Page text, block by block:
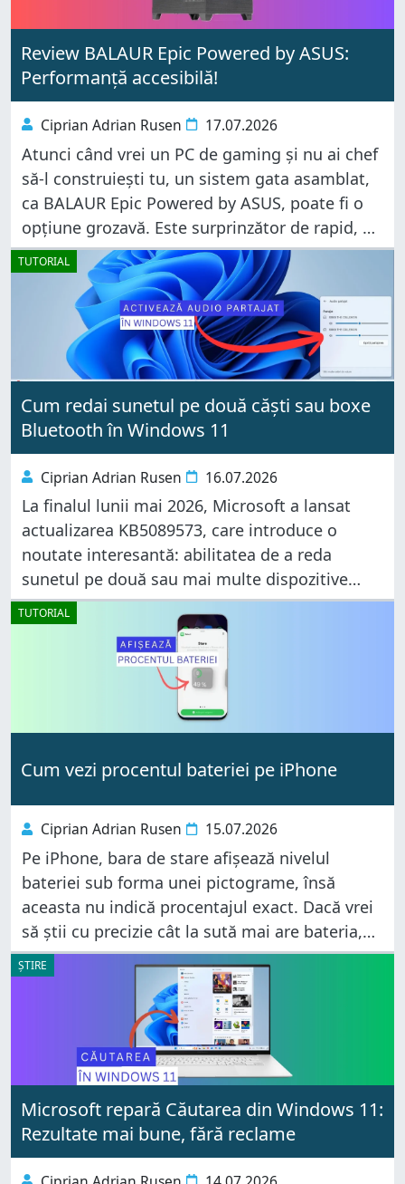
Review BALAUR Epic Powered by ASUS:
Performanță accesibilă!
Ciprian Adrian Rusen 17.07.2026
Atunci când vrei un PC de gaming și nu ai chef
să-l construiești tu, un sistem gata asamblat,
ca BALAUR Epic Powered by ASUS, poate fi o
opțiune grozavă. Este surprinzător de rapid, nu
ocupă mult spațiu pe birou și
TUTORIAL
Cum redai sunetul pe două căști sau boxe
Bluetooth în Windows 11
Ciprian Adrian Rusen 16.07.2026
La finalul lunii mai 2026, Microsoft a lansat
actualizarea KB5089573, care introduce o
noutate interesantă: abilitatea de a reda
sunetul pe două sau mai multe dispozitive
Bluetooth conectate simultan. De ce contează
asta? Imaginează-ți că tocmai ai început un
TUTORIAL
Cum vezi procentul bateriei pe iPhone
Ciprian Adrian Rusen 15.07.2026
Pe iPhone, bara de stare afișează nivelul
bateriei sub forma unei pictograme, însă
aceasta nu indică procentajul exact. Dacă vrei
să știi cu precizie cât la sută mai are bateria,
iOS îți oferă mai multe soluții. Poți activa
afișarea permanentă
ȘTIRE
Microsoft repară Căutarea din Windows 11:
Rezultate mai bune, fără reclame